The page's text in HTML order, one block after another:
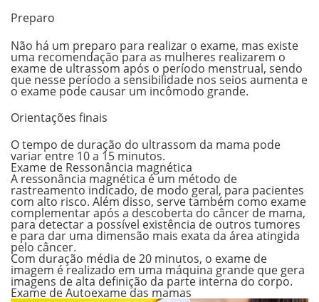
Preparo
Não há um preparo para realizar o exame, mas existe
uma recomendação para as mulheres realizarem o
exame de ultrassom após o período menstrual, sendo
que nesse período a sensibilidade nos seios aumenta e
o exame pode causar um incômodo grande.
Orientações finais
O tempo de duração do ultrassom da mama pode
variar entre 10 a 15 minutos.
Exame de Ressonância magnética
A ressonância magnética é um método de
rastreamento indicado, de modo geral, para pacientes
com alto risco. Além disso, serve também como exame
complementar após a descoberta do câncer de mama,
para detectar a possível existência de outros tumores
e para dar uma dimensão mais exata da área atingida
pelo câncer.
Com duração média de 20 minutos, o exame de
imagem é realizado em uma máquina grande que gera
imagens de alta definição da parte interna do corpo.
Exame deAutoexame das mamas